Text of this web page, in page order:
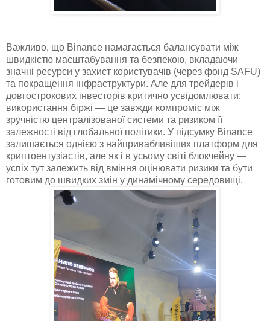
Важливо, що Binance намагається балансувати між
швидкістю масштабування та безпекою, вкладаючи
значні ресурси у захист користувачів (через фонд SAFU)
та покращення інфраструктури. Але для трейдерів і
довгострокових інвесторів критично усвідомлювати:
використання біржі — це завжди компроміс між
зручністю централізованої системи та ризиком її
залежності від глобальної політики. У підсумку Binance
залишається однією з найпривабливіших платформ для
криптоентузіастів, але як і в усьому світі блокчейну —
успіх тут залежить від вміння оцінювати ризики та бути
готовим до швидких змін у динамічному середовищі.